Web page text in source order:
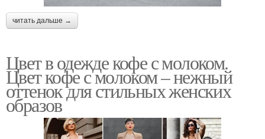
читать дальше →
Цвет в одежде кофе с молоком.
Цвет кофе с молоком – нежный
оттенок для стильных женских
образов